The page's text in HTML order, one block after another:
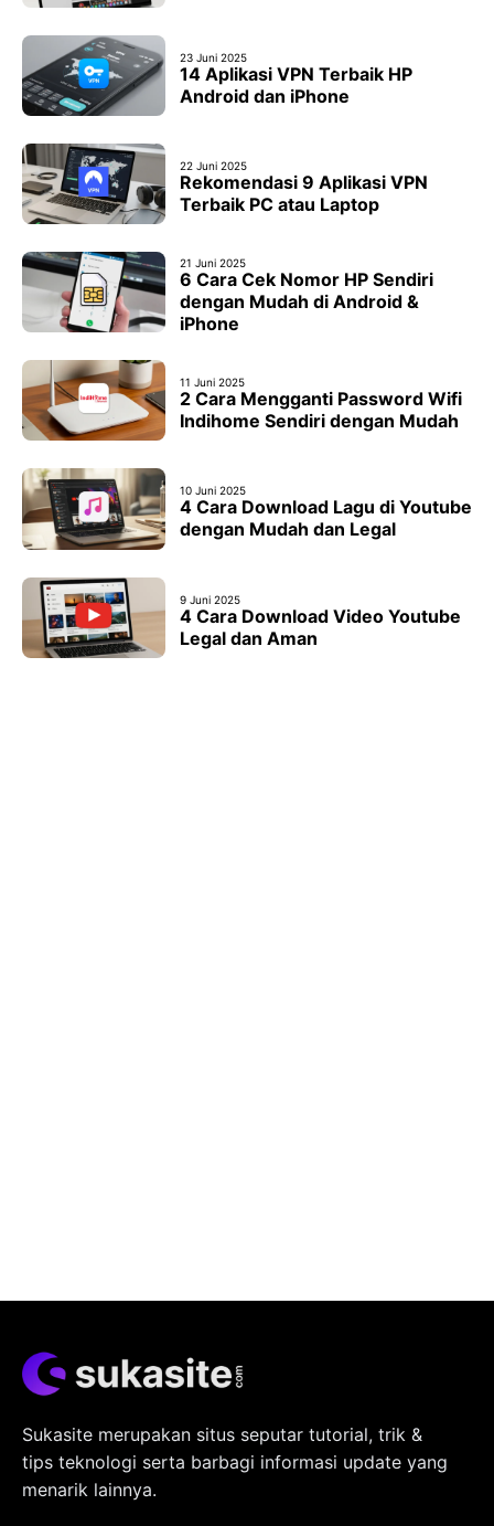
23 Juni 2025
14 Aplikasi VPN Terbaik HP
Android dan iPhone
22 Juni 2025
Rekomendasi 9 Aplikasi VPN
Terbaik PC atau Laptop
21 Juni 2025
6 Cara Cek Nomor HP Sendiri
dengan Mudah di Android &
iPhone
11 Juni 2025
2 Cara Mengganti Password Wifi
Indihome Sendiri dengan Mudah
10 Juni 2025
4 Cara Download Lagu di Youtube
dengan Mudah dan Legal
9 Juni 2025
4 Cara Download Video Youtube
Legal dan Aman
Sukasite merupakan situs seputar tutorial, trik &
tips teknologi serta barbagi informasi update yang
menarik lainnya.